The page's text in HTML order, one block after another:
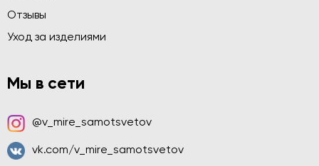
Отзывы
Уход за изделиями
Мы в сети
@v_mire_samotsvetov
vk.com/v_mire_samotsvetov